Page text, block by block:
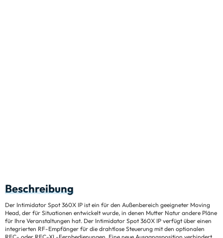
Beschreibung
Der Intimidator Spot 360X IP ist ein für den Außenbereich geeigneter Moving
Head, der für Situationen entwickelt wurde, in denen Mutter Natur andere Pläne
für Ihre Veranstaltungen hat. Der Intimidator Spot 360X IP verfügt über einen
integrierten RF-Empfänger für die drahtlose Steuerung mit den optionalen